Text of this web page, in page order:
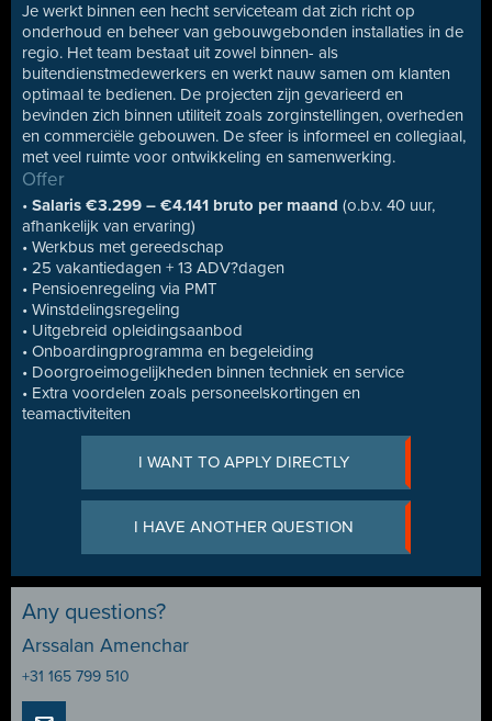
Je werkt binnen een hecht serviceteam dat zich richt op
onderhoud en beheer van gebouwgebonden installaties in de
regio. Het team bestaat uit zowel binnen- als
buitendienstmedewerkers en werkt nauw samen om klanten
optimaal te bedienen. De projecten zijn gevarieerd en
bevinden zich binnen utiliteit zoals zorginstellingen, overheden
en commerciële gebouwen. De sfeer is informeel en collegiaal,
met veel ruimte voor ontwikkeling en samenwerking.
Offer
• Salaris €3.299 – €4.141 bruto per maand (o.b.v. 40 uur,
afhankelijk van ervaring)
• Werkbus met gereedschap
• 25 vakantiedagen + 13 ADV?dagen
• Pensioenregeling via PMT
• Winstdelingsregeling
• Uitgebreid opleidingsaanbod
• Onboardingprogramma en begeleiding
• Doorgroeimogelijkheden binnen techniek en service
• Extra voordelen zoals personeelskortingen en
teamactiviteiten
I WANT TO APPLY DIRECTLY
I HAVE ANOTHER QUESTION
Any questions?
Arssalan Amenchar
+31 165 799 510